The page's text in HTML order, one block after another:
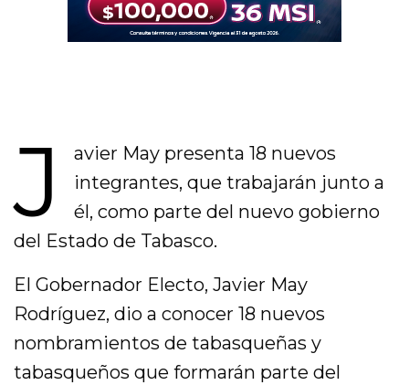
J
avier May presenta 18 nuevos
integrantes, que trabajarán junto a
él, como parte del nuevo gobierno
del Estado de Tabasco.
El Gobernador Electo, Javier May
Rodríguez, dio a conocer 18 nuevos
nombramientos de tabasqueñas y
tabasqueños que formarán parte del